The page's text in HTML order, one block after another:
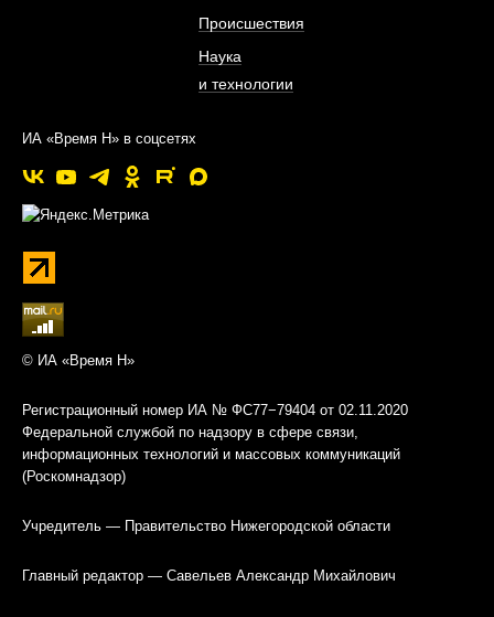
Происшествия
Наука
и технологии
ИА «Время Н» в соцсетях
© ИА «Время Н»
Регистрационный номер ИА № ФС77−79404 от 02.11.2020
Федеральной службой по надзору в сфере связи,
информационных технологий и массовых коммуникаций
(Роскомнадзор)
Учредитель — Правительство Нижегородской области
Главный редактор — Савельев Александр Михайлович